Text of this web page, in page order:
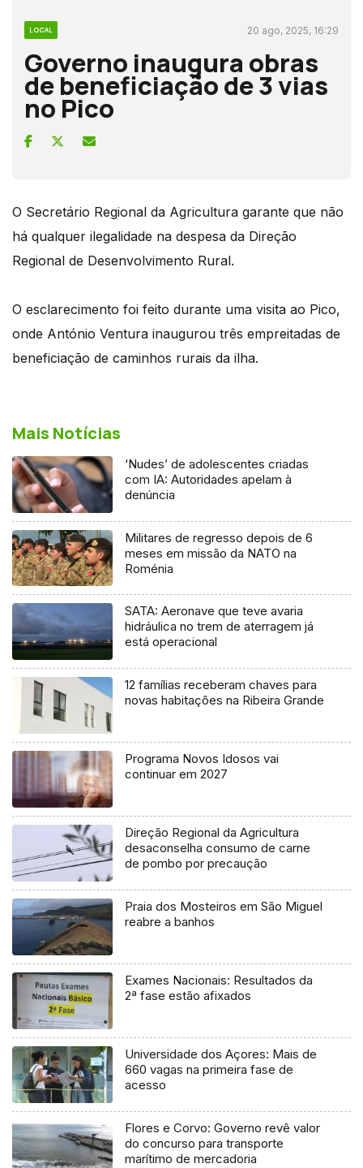
LOCAL 20 ago, 2025, 16:29
Governo inaugura obras
de beneficiação de 3 vias
no Pico
O Secretário Regional da Agricultura garante que não
há qualquer ilegalidade na despesa da Direção
Regional de Desenvolvimento Rural.
O esclarecimento foi feito durante uma visita ao Pico,
onde António Ventura inaugurou três empreitadas de
beneficiação de caminhos rurais da ilha.
Mais Notícias
‘Nudes’ de adolescentes criadas
com IA: Autoridades apelam à
denúncia
Militares de regresso depois de 6
meses em missão da NATO na
Roménia
SATA: Aeronave que teve avaria
hidráulica no trem de aterragem já
está operacional
12 famílias receberam chaves para
novas habitações na Ribeira Grande
Programa Novos Idosos vai
continuar em 2027
Direção Regional da Agricultura
desaconselha consumo de carne
de pombo por precaução
Praia dos Mosteiros em São Miguel
reabre a banhos
Exames Nacionais: Resultados da
2ª fase estão afixados
Universidade dos Açores: Mais de
660 vagas na primeira fase de
acesso
Flores e Corvo: Governo revê valor
do concurso para transporte
marítimo de mercadoria